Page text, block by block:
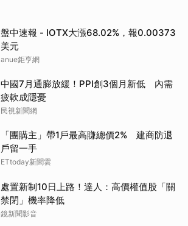
盤中速報 - IOTX大漲68.02%，報0.00373
美元
anue鉅亨網
中國7月通膨放緩！PPI創3個月新低 內需
疲軟成隱憂
民視新聞網
「團購主」帶1戶最高賺總價2% 建商防退
戶留一手
ETtoday新聞雲
處置新制10日上路！達人：高價權值股「關
禁閉」機率降低
鏡新聞影音